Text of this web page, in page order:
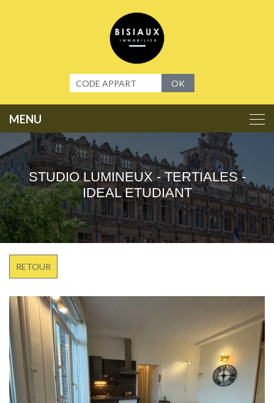
OK
STUDIO LUMINEUX - TERTIALES -
IDEAL ETUDIANT
RETOUR